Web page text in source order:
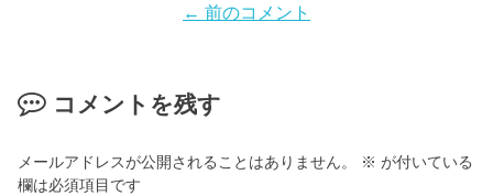
← 前のコメント
コメントを残す
メールアドレスが公開されることはありません。 ※ が付いている
欄は必須項目です